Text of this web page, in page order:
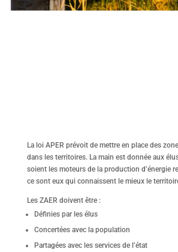
La loi APER prévoit de mettre en place des
dans les territoires. La main est donnée aux
soient les moteurs de la production d’énergie
ce sont eux qui connaissent le mieux le
Les ZAER doivent être :
Définies par les élus
Concertées avec la population
Partagées avec les services de l’état